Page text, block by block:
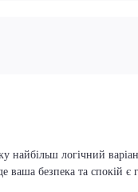
логічний
ваша безпека та спокій